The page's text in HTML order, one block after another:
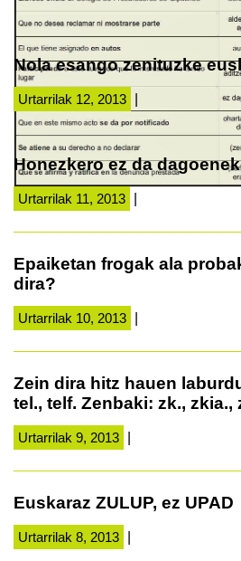
Nola esango zenituzke
Urtarrilak 12, 2013
Honezkero ez da
Urtarrilak 11, 2013
Epaiketan frogak ala
dira?
Urtarrilak 10, 2013
Zein dira hitz hauen
tel., telf. Zenbaki: zk., zkia.,
Urtarrilak 9, 2013
Euskaraz ZULUP, ez UPAD
Urtarrilak 8, 2013